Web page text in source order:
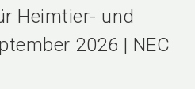
Heimtier- und
2026 | NEC